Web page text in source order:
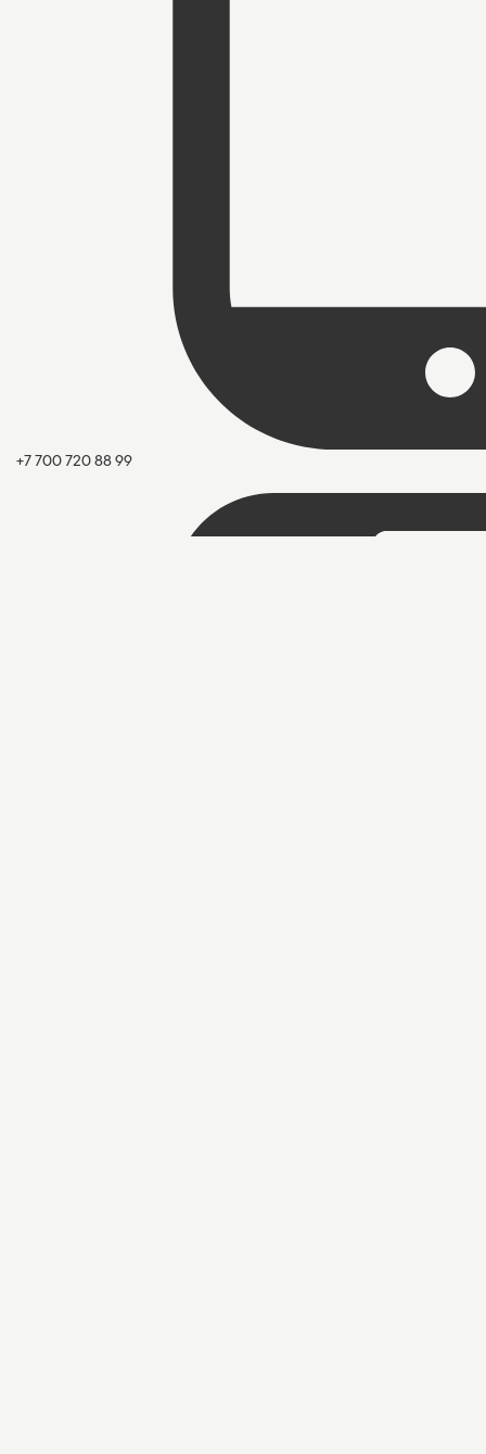
+7 700 720 88 99